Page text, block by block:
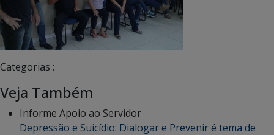
Categorias :
Veja Também
Informe Apoio ao Servidor
Depressão e Suicídio: Dialogar e Prevenir é tema de